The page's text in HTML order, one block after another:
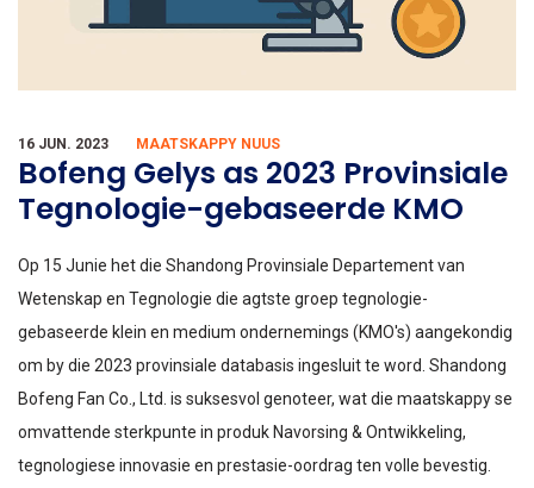
16 JUN. 2023 MAATSKAPPY NUUS
Bofeng Gelys as 2023 Provinsiale
Tegnologie-gebaseerde KMO
Op 15 Junie het die Shandong Provinsiale Departement van
Wetenskap en Tegnologie die agtste groep tegnologie-
gebaseerde klein en medium ondernemings (KMO's) aangekondig
om by die 2023 provinsiale databasis ingesluit te word. Shandong
Bofeng Fan Co., Ltd. is suksesvol genoteer, wat die maatskappy se
omvattende sterkpunte in produk Navorsing & Ontwikkeling,
tegnologiese innovasie en prestasie-oordrag ten volle bevestig.